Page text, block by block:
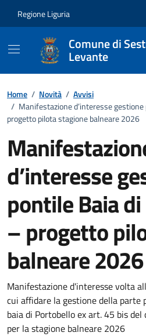
Regione Liguria
Comune di
Levante
Home / Novità / Avvisi
/ Manifestazione d’interesse
progetto pilota stagione balneare 2026
d’interesse
pontile Baia
– progetto
balneare 2026
Dettagli della
Manifestazione d'interesse volta
cui affidare la gestione della parte
baia di Portobello ex art. 45 bis
per la stagione balneare 2026